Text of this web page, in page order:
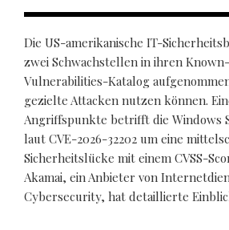
Die US-amerikanische IT-
zwei Schwachstellen in ihren
Vulnerabilities-Katalog
gezielte Attacken nutzen können.
Angriffspunkte betrifft die Windows
laut CVE-2026-32202 um eine
Sicherheitslücke mit einem CVSS-
Akamai, ein Anbieter von
Cybersecurity, hat detaillierte